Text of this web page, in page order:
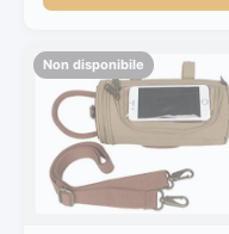
Non disponibile